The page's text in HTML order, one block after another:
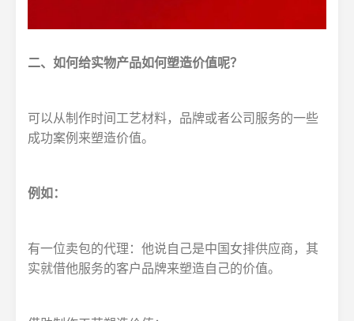
二、如何给实物产品如何塑造价值呢？
可以从制作时间工艺材料，品牌或者公司服务的一些
成功案例来塑造价值。
例如：
有一位卖包的代理：他说自己是中国女排供应商，其
实就借他服务的客户品牌来塑造自己的价值。